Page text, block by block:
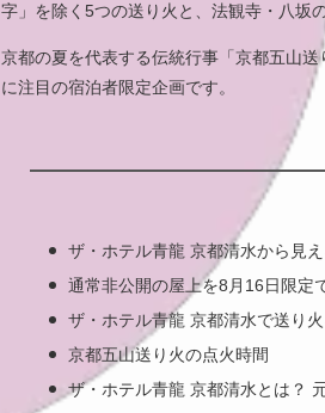
字」を除く5つの送り火と、法観寺・八坂
京都の夏を代表する伝統行事「京都五山
に注目の宿泊者限定企画です。
ザ・ホテル青龍 京都清水から見
通常非公開の屋上を8月16日限定
ザ・ホテル青龍 京都清水で送り
京都五山送り火の点火時間
ザ・ホテル青龍 京都清水とは？